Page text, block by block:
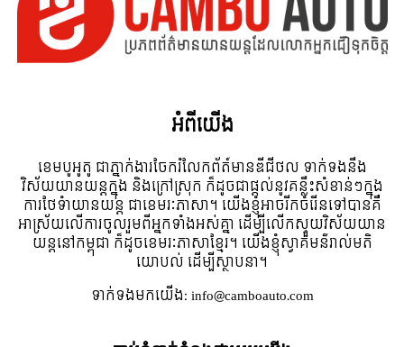
អំពី​យើង
ខេមបូអូតូ ជាភ្នាក់ងារចែករំលែកព័ត៍មានឌីជីថល ទាក់ទងនឹង
វិស័យយានយន្តក្នុង និងក្រៅស្រុក ក៏ដូចជាផ្តល់នូវគន្លឹះសំខាន់ៗក្នុង
ការថែទំាយានយន្ត ជាខេមរៈភាសា។ យើងខ្ញុំអាចរីកចំរើនទៅបានគឺ
អាស្រ័យលើការចូលរួមពីអ្នកទាំងអស់គ្នា ដើម្បីលើកស្ទួយវិស័យយាន
យន្តនៅកម្ពុជា ក៏ដូចខេមរៈភាសាខ្មែរ។ យើងខ្ញុំស្វាគមន៌រាល់មតិ
យោបល់ ដើម្បីស្ថាបនា។
ទាក់ទង​មក​យើង:info@camboauto.com